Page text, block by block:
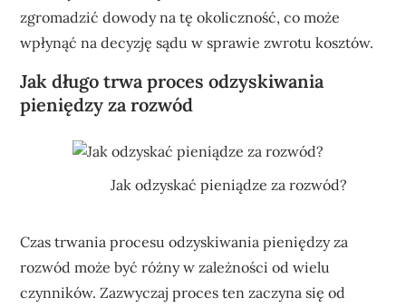
zgromadzić dowody na tę okoliczność, co może
wpłynąć na decyzję sądu w sprawie zwrotu kosztów.
Jak długo trwa proces odzyskiwania
pieniędzy za rozwód
Jak odzyskać pieniądze za rozwód?
Czas trwania procesu odzyskiwania pieniędzy za
rozwód może być różny w zależności od wielu
czynników. Zazwyczaj proces ten zaczyna się od